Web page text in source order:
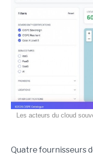
Les acteurs du cloud
Quatre fournisseurs